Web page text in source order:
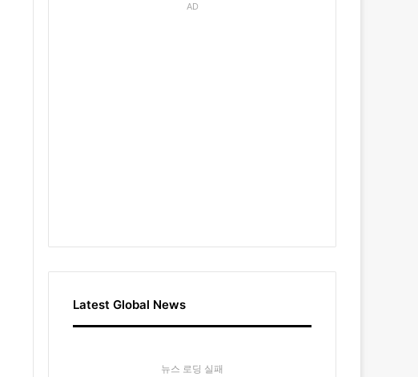
AD
Latest Global News
뉴스 로딩 실패